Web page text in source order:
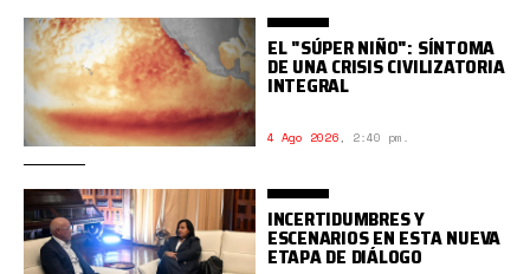
EL "SÚPER NIÑO": SÍNTOMA
DE UNA CRISIS CIVILIZATORIA
INTEGRAL
4 Ago 2026, 2:40 pm.
INCERTIDUMBRES Y
ESCENARIOS EN ESTA NUEVA
ETAPA DE DIÁLOGO